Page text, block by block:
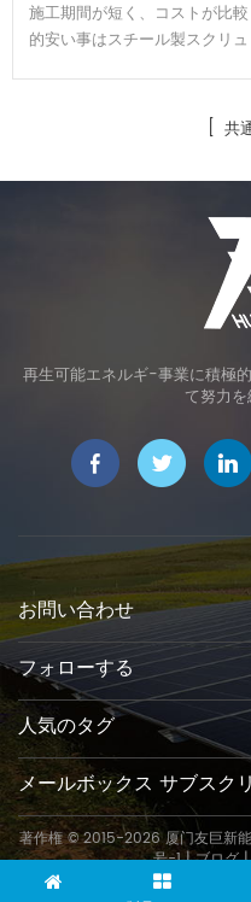
施工期間が短く、コストが比較
的安い事はスチール製スクリュ
HUGE自社製造する杭は日本全
[ 共
再生可能エネルギ-事業に積極
て努力
お問い合わせ
フォローする
人気のタグ
メールボックス サブスク
著作権 © 2015-2026 厦门友巨新
号-1|ブログ